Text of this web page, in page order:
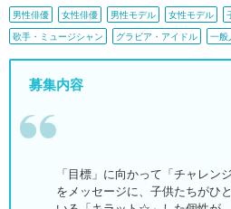
男性俳優 女性俳優 男性モデル 女性モデル
歌手・ミュージシャン グラビア・アイドル 一般
募集内容
「目標」に向かって「チャレン
をメッセージに、子供たちがひ